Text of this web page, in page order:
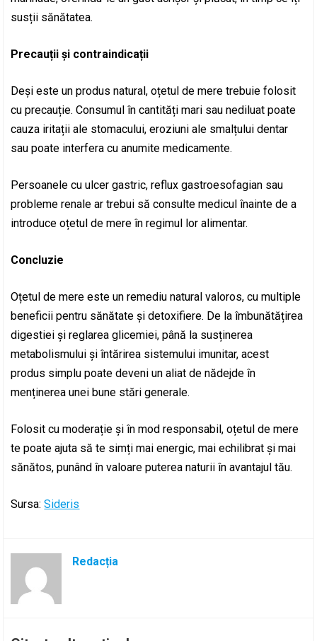
susții sănătatea.
Precauții și contraindicații
Deși este un produs natural, oțetul de mere trebuie folosit
cu precauție. Consumul în cantități mari sau nediluat poate
cauza iritații ale stomacului, eroziuni ale smalțului dentar
sau poate interfera cu anumite medicamente.
Persoanele cu ulcer gastric, reflux gastroesofagian sau
probleme renale ar trebui să consulte medicul înainte de a
introduce oțetul de mere în regimul lor alimentar.
Concluzie
Oțetul de mere este un remediu natural valoros, cu multiple
beneficii pentru sănătate și detoxifiere. De la îmbunătățirea
digestiei și reglarea glicemiei, până la susținerea
metabolismului și întărirea sistemului imunitar, acest
produs simplu poate deveni un aliat de nădejde în
menținerea unei bune stări generale.
Folosit cu moderație și în mod responsabil, oțetul de mere
te poate ajuta să te simți mai energic, mai echilibrat și mai
sănătos, punând în valoare puterea naturii în avantajul tău.
Sursa:Sideris
Redacția